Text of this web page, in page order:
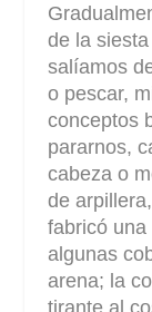
de la
salíamos
o pescar,
conceptos
pararnos,
cabeza o
de
fabricó una
algunas
arena; la
tirante al